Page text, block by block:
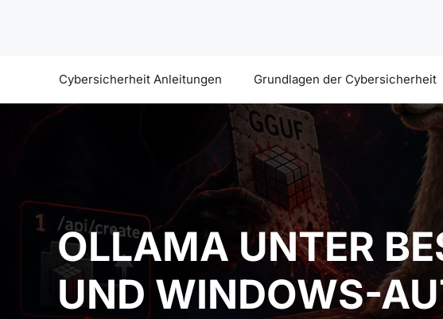
Cybersicherheit Anleitungen Grundlagen der Cybersicherheit
OLLAMA UNTER
UND WINDOWS-